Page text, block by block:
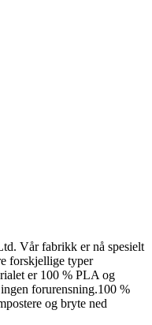
Vår fabrikk er nå spesielt
forskjellige typer
er 100 % PLA og
forurensning.100 %
og bryte ned